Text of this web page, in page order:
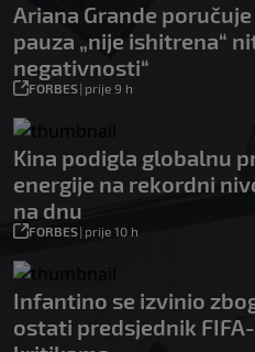
Ariana Grande
pauza „nije ishitrena“
negativnosti“
FORBES| prije 9 h
Kina podigla globalnu
energije na rekordni
na dnu
FORBES| prije 10 h
Infantino se izvinio
ostati predsjednik